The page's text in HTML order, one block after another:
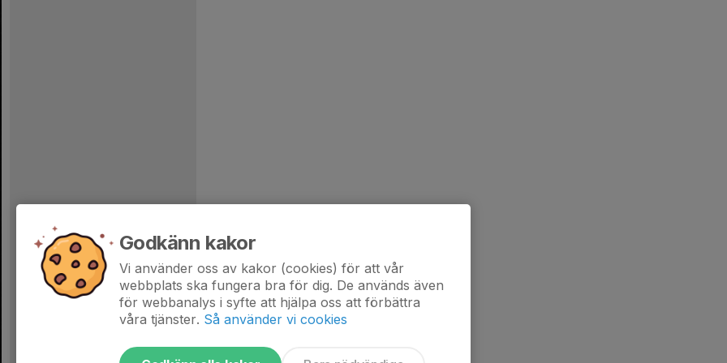
Godkänn kakor
Vi använder oss av kakor (cookies) för att vår
webbplats ska fungera bra för dig. De används även
för webbanalys i syfte att hjälpa oss att förbättra
våra tjänster. Så använder vi cookies